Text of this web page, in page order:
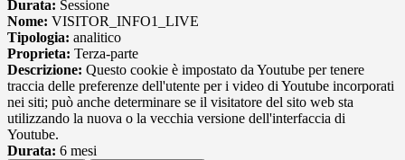
Durata: Sessione
Nome: VISITOR_INFO1_LIVE
Tipologia: analitico
Proprieta: Terza-parte
Descrizione: Questo cookie è impostato da Youtube per tenere
traccia delle preferenze dell'utente per i video di Youtube incorporati
nei siti; può anche determinare se il visitatore del sito web sta
utilizzando la nuova o la vecchia versione dell'interfaccia di
Youtube.
Durata: 6 mesi